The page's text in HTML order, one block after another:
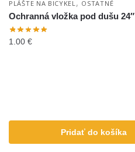
PLÁŠTE NA BICYKEL OSTATNÉ
Ochranná vložka pod dušu 24″
1.00 €
Pridať do košíka